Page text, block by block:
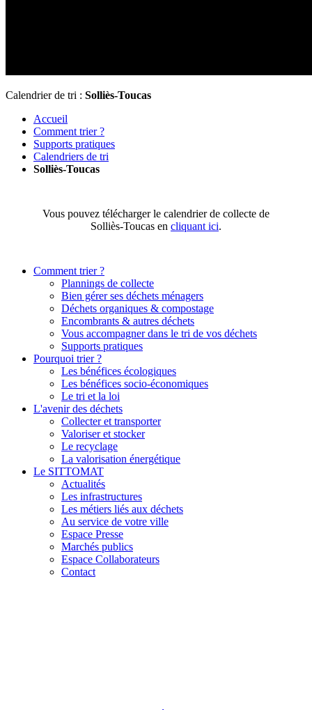
Calendrier de tri : Solliès-Toucas
Accueil
Comment trier ?
Supports pratiques
Calendriers de tri
Solliès-Toucas
Vous pouvez télécharger le calendrier de collecte de
Solliès-Toucas en cliquant ici.
Comment trier ?
Plannings de collecte
Bien gérer ses déchets ménagers
Déchets organiques & compostage
Encombrants & autres déchets
Vous accompagner dans le tri de vos déchets
Supports pratiques
Pourquoi trier ?
Les bénéfices écologiques
Les bénéfices socio-économiques
Le tri et la loi
L'avenir des déchets
Collecter et transporter
Valoriser et stocker
Le recyclage
La valorisation énergétique
Le SITTOMAT
Actualités
Les infrastructures
Les métiers liés aux déchets
Au service de votre ville
Espace Presse
Marchés publics
Espace Collaborateurs
Contact